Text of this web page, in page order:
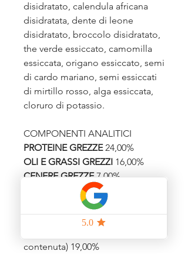
disidratato, calendula africana
disidratata, dente di leone
disidratato, broccolo disidratato,
the verde essiccato, camomilla
essiccata, origano essiccato, semi
di cardo mariano, semi essiccati
di mirtillo rosso, alga essiccata,
cloruro di potassio.
COMPONENTI ANALITICI
PROTEINE GREZZE24,00%
OLI E GRASSI GREZZI 16,00%
CENERE GREZZE7,00%
FIBRA GREZZA3,50%
1,50%
FOSFORO0,80%
contenuta) 19,00%